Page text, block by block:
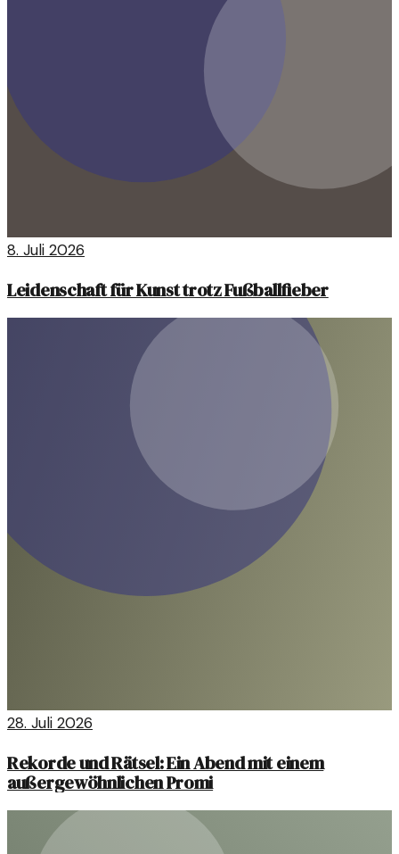
8. Juli 2026
Leidenschaft für Kunst trotz Fußballfieber
28. Juli 2026
Rekorde und Rätsel: Ein Abend mit einem
außergewöhnlichen Promi